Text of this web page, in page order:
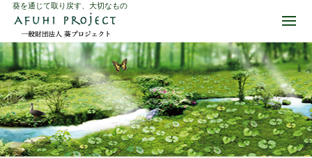
葵を通じて取り戻す、大切なもの